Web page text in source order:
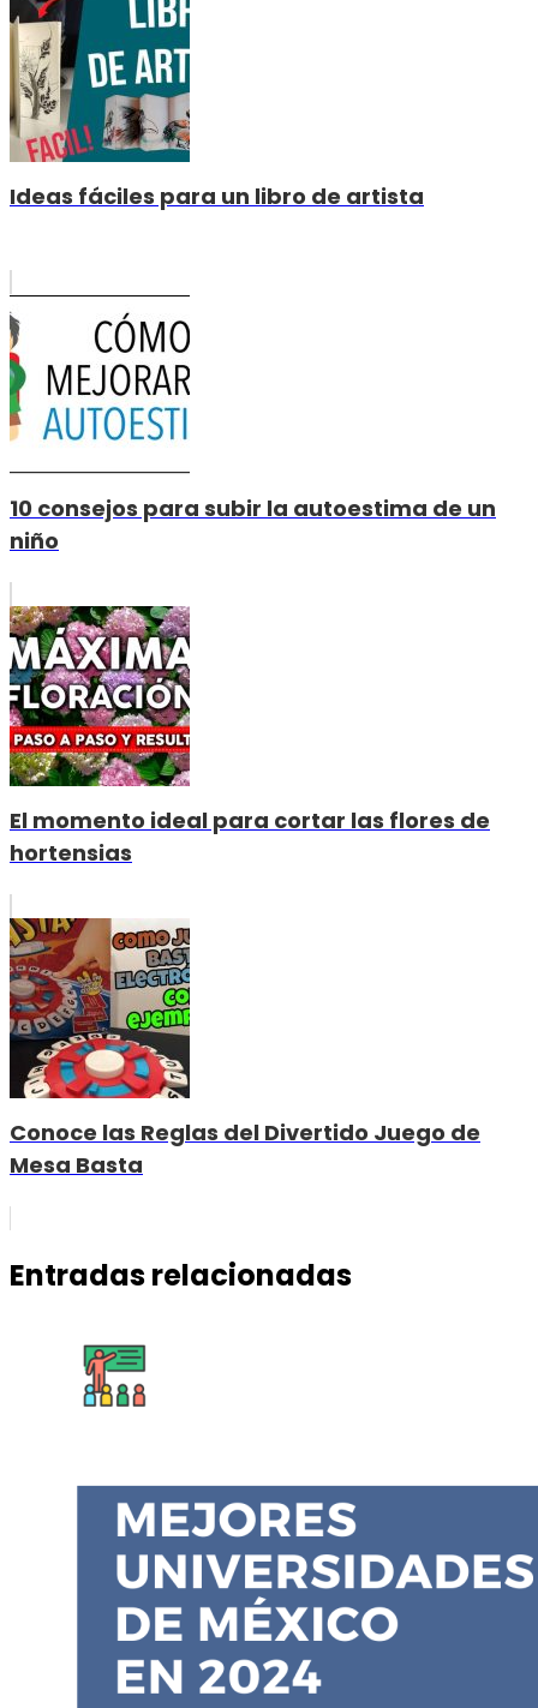
Ideas fáciles para un libro de artista
10 consejos para subir la autoestima de un
niño
El momento ideal para cortar las flores de
hortensias
Conoce las Reglas del Divertido Juego de
Mesa Basta
Entradas relacionadas